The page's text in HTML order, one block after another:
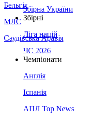
Бельгія
МЛС
Саудівська Аравія
Збірна України
Збірні
Ліга націй
ЧС 2026
Чемпіонати
Англія
Іспанія
АПЛ Top News